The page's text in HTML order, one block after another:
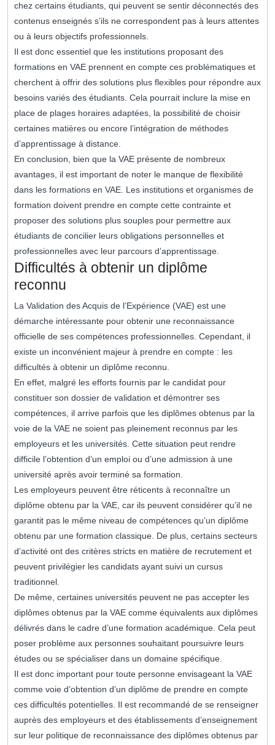
chez certains étudiants, qui peuvent se sentir déconnectés des
contenus enseignés s’ils ne correspondent pas à leurs attentes
ou à leurs objectifs professionnels.
Il est donc essentiel que les institutions proposant des
formations en VAE prennent en compte ces problématiques et
cherchent à offrir des solutions plus flexibles pour répondre aux
besoins variés des étudiants. Cela pourrait inclure la mise en
place de plages horaires adaptées, la possibilité de choisir
certaines matières ou encore l’intégration de méthodes
d’apprentissage à distance.
En conclusion, bien que la VAE présente de nombreux
avantages, il est important de noter le manque de flexibilité
dans les formations en VAE. Les institutions et organismes de
formation doivent prendre en compte cette contrainte et
proposer des solutions plus souples pour permettre aux
étudiants de concilier leurs obligations personnelles et
professionnelles avec leur parcours d’apprentissage.
Difficultés à obtenir un diplôme
reconnu
La Validation des Acquis de l’Expérience (VAE) est une
démarche intéressante pour obtenir une reconnaissance
officielle de ses compétences professionnelles. Cependant, il
existe un inconvénient majeur à prendre en compte : les
difficultés à obtenir un diplôme reconnu.
En effet, malgré les efforts fournis par le candidat pour
constituer son dossier de validation et démontrer ses
compétences, il arrive parfois que les diplômes obtenus par la
voie de la VAE ne soient pas pleinement reconnus par les
employeurs et les universités. Cette situation peut rendre
difficile l’obtention d’un emploi ou d’une admission à une
université après avoir terminé sa formation.
Les employeurs peuvent être réticents à reconnaître un
diplôme obtenu par la VAE, car ils peuvent considérer qu’il ne
garantit pas le même niveau de compétences qu’un diplôme
obtenu par une formation classique. De plus, certains secteurs
d’activité ont des critères stricts en matière de recrutement et
peuvent privilégier les candidats ayant suivi un cursus
traditionnel.
De même, certaines universités peuvent ne pas accepter les
diplômes obtenus par la VAE comme équivalents aux diplômes
délivrés dans le cadre d’une formation académique. Cela peut
poser problème aux personnes souhaitant poursuivre leurs
études ou se spécialiser dans un domaine spécifique.
Il est donc important pour toute personne envisageant la VAE
comme voie d’obtention d’un diplôme de prendre en compte
ces difficultés potentielles. Il est recommandé de se renseigner
auprès des employeurs et des établissements d’enseignement
sur leur politique de reconnaissance des diplômes obtenus par